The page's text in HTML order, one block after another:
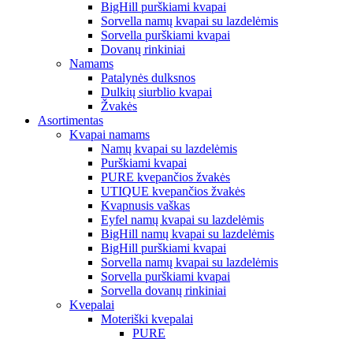
BigHill purškiami kvapai
Sorvella namų kvapai su lazdelėmis
Sorvella purškiami kvapai
Dovanų rinkiniai
Namams
Patalynės dulksnos
Dulkių siurblio kvapai
Žvakės
Asortimentas
Kvapai namams
Namų kvapai su lazdelėmis
Purškiami kvapai
PURE kvepančios žvakės
UTIQUE kvepančios žvakės
Kvapnusis vaškas
Eyfel namų kvapai su lazdelėmis
BigHill namų kvapai su lazdelėmis
BigHill purškiami kvapai
Sorvella namų kvapai su lazdelėmis
Sorvella purškiami kvapai
Sorvella dovanų rinkiniai
Kvepalai
Moteriški kvepalai
PURE